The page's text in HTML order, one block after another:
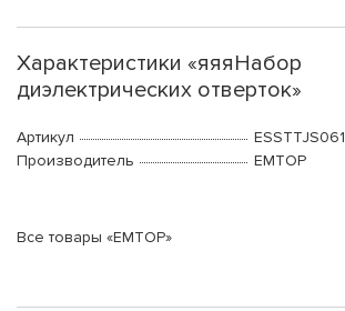
Характеристики «яяяНабор
диэлектрических отверток»
Артикул
ESSTTJS061
Производитель
EMTOP
Все товары «EMTOP»